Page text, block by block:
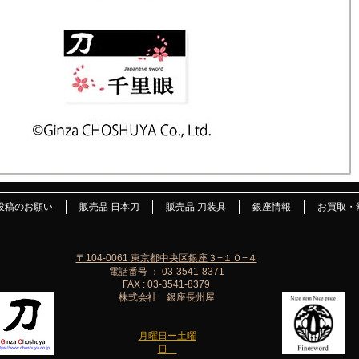
稿のお願い 販売品 日本刀 販売品 刀装具 銀座情報 お買取・
月曜日ー土曜
日
〒104-0061 東京都中央区銀座３−１０−４
電話番号 ： 03-3541-8371
FAX : 03-3541-8379
株式会社 銀座長州屋